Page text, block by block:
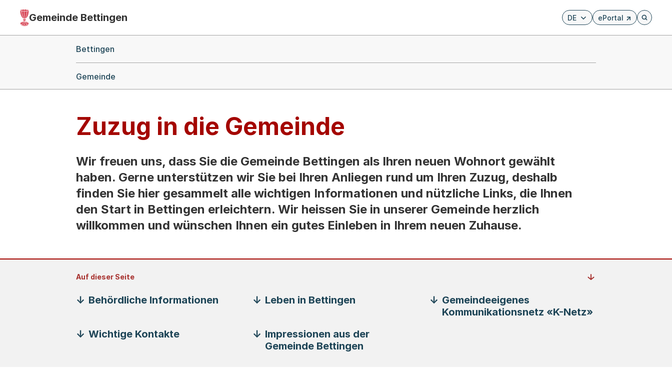
HauptnavigationGemeinde Bettingen DE ePortal
Externer Link, wird in
Öffnet
Bettingen
Gemeinde
Zuzug in die Gemeinde
Wir freuen uns, dass Sie die Gemeinde Bettingen als Ihren neuen Wohnort gewählt
haben. Gerne unterstützen wir Sie bei Ihren Anliegen rund um Ihren Zuzug, deshalb
finden Sie hier gesammelt alle wichtigen Informationen und nützliche Links, die Ihnen
den Start in Bettingen erleichtern. Wir heissen Sie in unserer Gemeinde herzlich
willkommen und wünschen Ihnen ein gutes Einleben in Ihrem neuen Zuhause.
Auf dieser Seite
Behördliche Informationen Leben in Bettingen
Gemeindeeigenes
Kommunikationsnetz «K-Netz»
Wichtige Kontakte
Impressionen aus der
Gemeinde Bettingen